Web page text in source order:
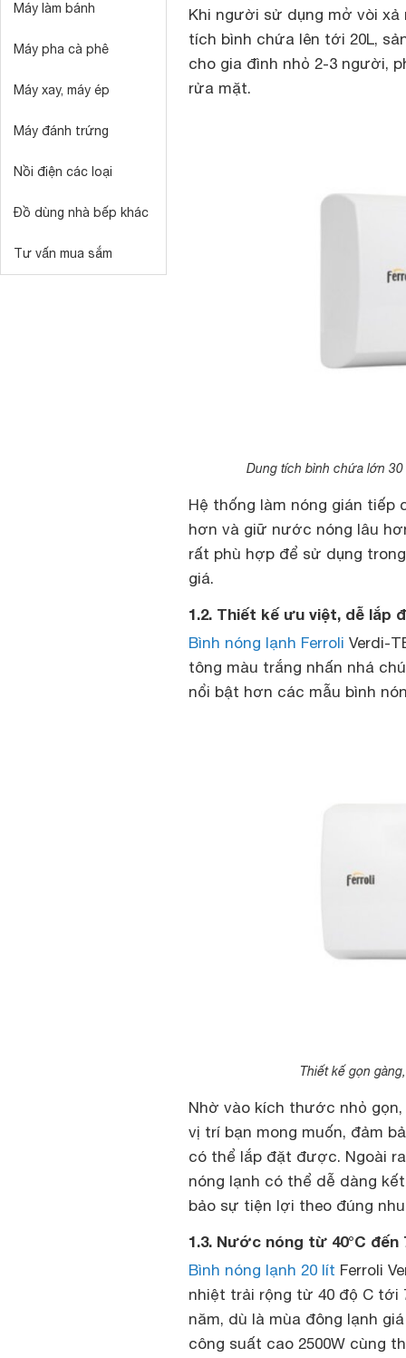
Máy làm bánh
Máy pha cà phê
Máy xay, máy ép
Máy đánh trứng
Nồi điện các loại
Đồ dùng nhà bếp khác
Tư vấn mua sắm
Khi người sử dụng mở vòi
tích bình chứa lên tới 20L,
cho gia đình nhỏ 2-3 người,
rửa mặt.
Dung tích bình chứa lớn
Hệ thống làm nóng gián
hơn và giữ nước nóng lâu
rất phù hợp để sử dụng
giá.
1.2. Thiết kế ưu việt, dễ lắp
Bình nóng lạnh Ferroli Verdi-
tông màu trắng nhấn nhá
nổi bật hơn các mẫu bình
Thiết kế gọn
Nhờ vào kích thước nhỏ
vị trí bạn mong muốn, đảm
có thể lắp đặt được. Ngoài
nóng lạnh có thể dễ dàng
bảo sự tiện lợi theo đúng
1.3. Nước nóng từ 40°C
Bình nóng lạnh 20 lít Ferroli
nhiệt trải rộng từ 40 độ C tới
năm, dù là mùa đông lạnh
công suất cao 2500W cùng